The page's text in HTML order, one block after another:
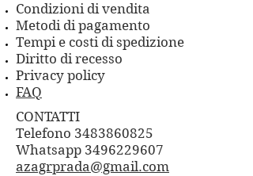
Condizioni di vendita
Metodi di pagamento
Tempi e costi di spedizione
Diritto di recesso
Privacy policy
FAQ
CONTATTI
Telefono 3483860825
Whatsapp 3496229607
azagrprada@gmail.com